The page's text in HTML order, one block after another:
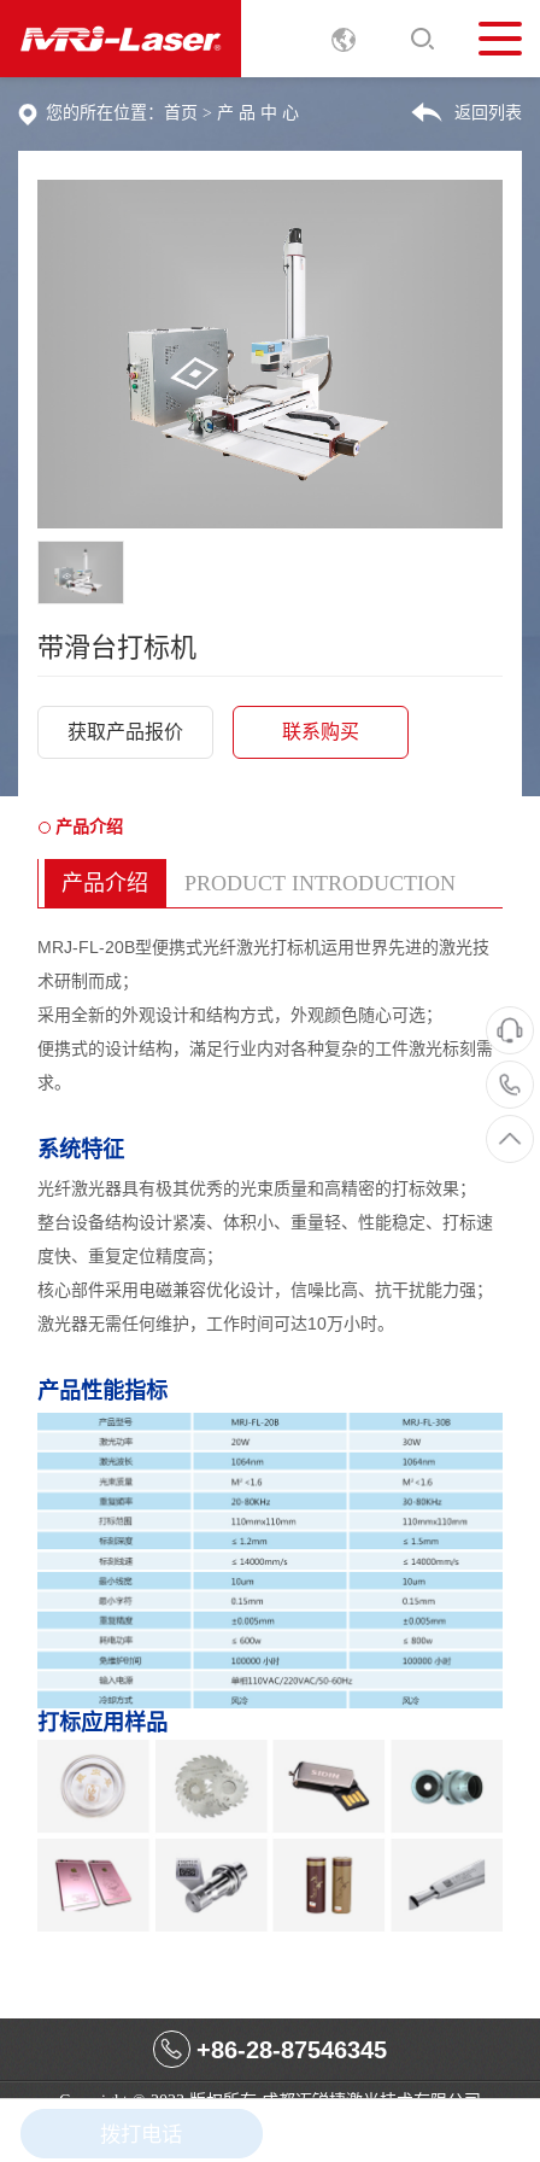
您的所在位置：首页 > 产 品 中 心 返回列表
带滑台打标机
获取产品报价 联系购买
产品介绍
产品介绍 PRODUCT INTRODUCTION
MRJ-FL-20B型便携式光纤激光打标机运用世界先进的激光技
术研制而成；
采用全新的外观设计和结构方式，外观颜色随心可选；
便携式的设计结构，滿足行业内对各种复杂的工件激光标刻需
求。
系统特征
光纤激光器具有极其优秀的光束质量和高精密的打标效果；
整台设备结构设计紧凑、体积小、重量轻、性能稳定、打标速
度快、重复定位精度高；
核心部件采用电磁兼容优化设计，信噪比高、抗干扰能力强；
激光器无需任何维护，工作时间可达10万小时。
产品性能指标
打标应用样品
+86-28-87546345
Copyright © 2023 版权所有 成都迈锐捷激光技术有限公司
蜀ICP备18008184号-1
成都网站建设
拨打电话